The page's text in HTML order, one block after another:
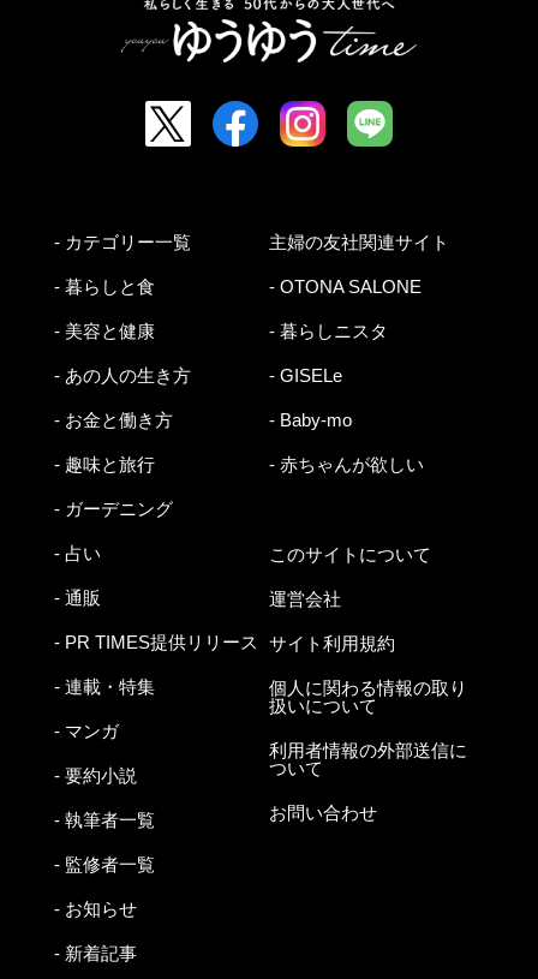
- カテゴリー一覧
- 暮らしと食
- 美容と健康
- あの人の生き方
- お金と働き方
- 趣味と旅行
- ガーデニング
- 占い
- 通販
- PR TIMES提供リリース
- 連載・特集
- マンガ
- 要約小説
- 執筆者一覧
- 監修者一覧
- お知らせ
- 新着記事
主婦の友社関連サイト
- OTONA SALONE
- 暮らしニスタ
- GISELe
- Baby-mo
- 赤ちゃんが欲しい
このサイトについて
運営会社
サイト利用規約
個人に関わる情報の取り
扱いについて
利用者情報の外部送信に
ついて
お問い合わせ